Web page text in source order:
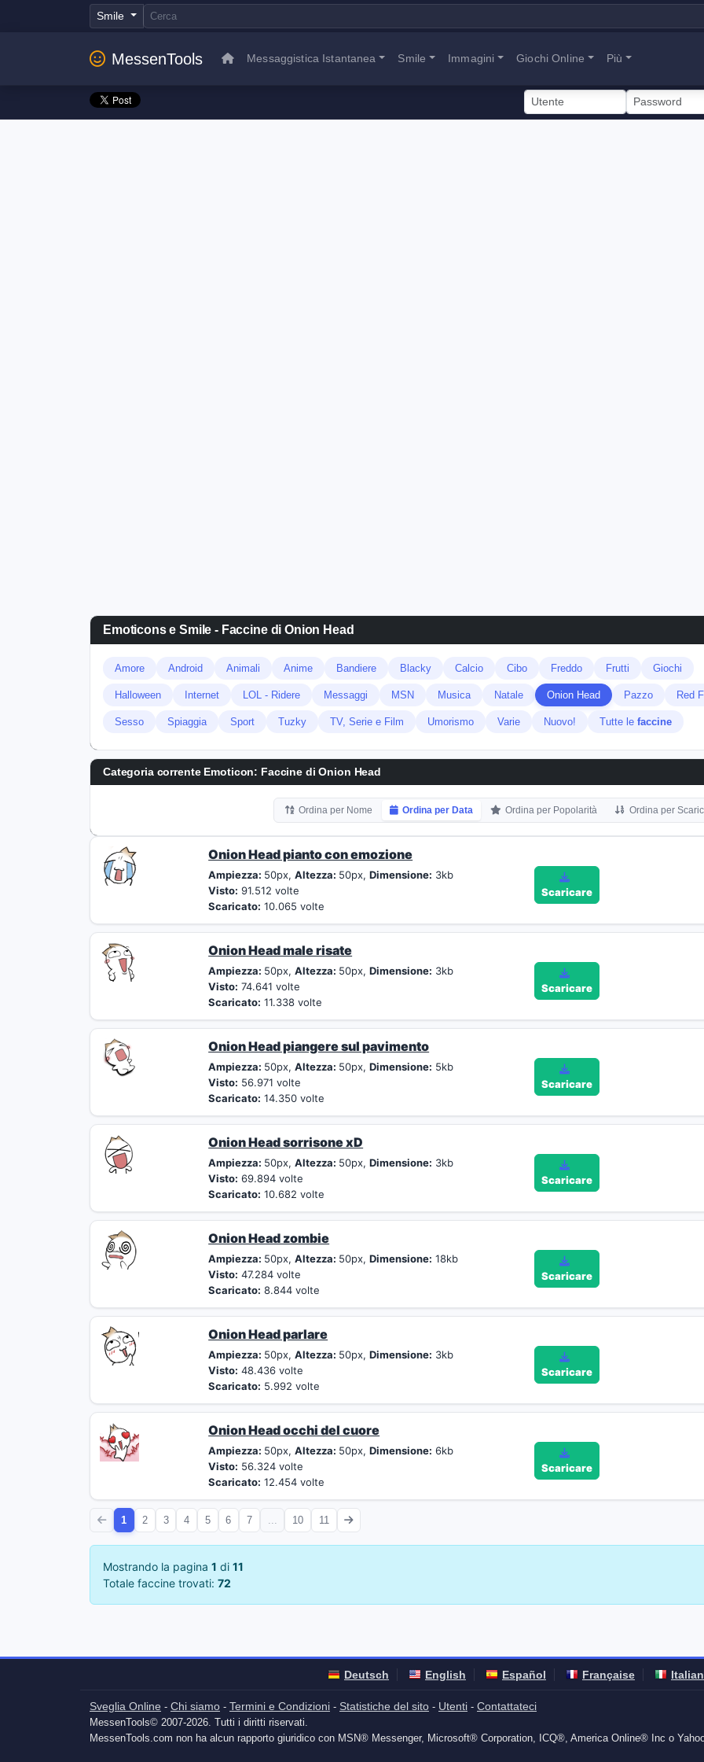
Smile
MessenTools Messaggistica Istantanea Smile Immagini Giochi Online Più
Emoticons e Smile - Faccine di Onion Head
Amore Android Animali Anime Bandiere Blacky Calcio Cibo Freddo Frutti Giochi
Halloween Internet LOL - Ridere Messaggi MSN Musica Natale Onion Head Pazzo Red
Sesso Spiaggia Sport Tuzky TV, Serie e Film Umorismo Varie Nuovo! Tutte le faccine
Categoria corrente Emoticon: Faccine di Onion Head
Ordina per Nome Ordina per Data Ordina per Popolarità Ordina per
Onion Head pianto con emozione
Ampiezza: 50px,Altezza: 50px,Dimensione: 3kb
Visto: 91.512 volte
Scaricato: 10.065 volte
Scaricare
Onion Head male risate
Ampiezza: 50px,Altezza: 50px,Dimensione: 3kb
Visto: 74.641 volte
Scaricato: 11.338 volte
Scaricare
Onion Head piangere sul pavimento
Ampiezza: 50px,Altezza: 50px,Dimensione: 5kb
Visto: 56.971 volte
Scaricato: 14.350 volte
Scaricare
Onion Head sorrisone xD
Ampiezza: 50px,Altezza: 50px,Dimensione: 3kb
Visto: 69.894 volte
Scaricato: 10.682 volte
Scaricare
Onion Head zombie
Ampiezza: 50px,Altezza: 50px,Dimensione: 18kb
Visto: 47.284 volte
Scaricato: 8.844 volte
Scaricare
Onion Head parlare
Ampiezza: 50px,Altezza: 50px,Dimensione: 3kb
Visto: 48.436 volte
Scaricato: 5.992 volte
Scaricare
Onion Head occhi del cuore
Ampiezza: 50px,Altezza: 50px,Dimensione: 6kb
Visto: 56.324 volte
Scaricato: 12.454 volte
Scaricare
1 2 3 4 5 6 7 10 11
Mostrando la pagina 1 di 11
Totale faccine trovati: 72
Deutsch English Español Française
Sveglia Online - Chi siamo - Termini e Condizioni - Statistiche del sito - Utenti - Contattateci
MessenTools© 2007-2026. Tutti i diritti riservati.
MessenTools.com non ha alcun rapporto giuridico con MSN® Messenger, Microsoft® Corporation, ICQ®, America Online® Inc o